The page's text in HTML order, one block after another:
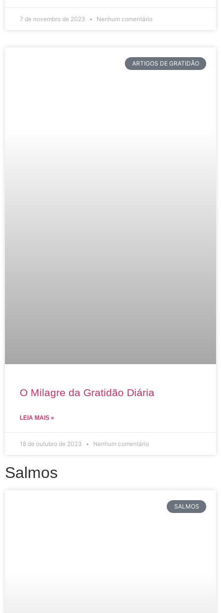
7 de novembro de 2023 Nenhum comentário
ARTIGOS DE GRATIDÃO
O Milagre da Gratidão Diária
LEIA MAIS »
18 de outubro de 2023 Nenhum comentário
Salmos
SALMOS